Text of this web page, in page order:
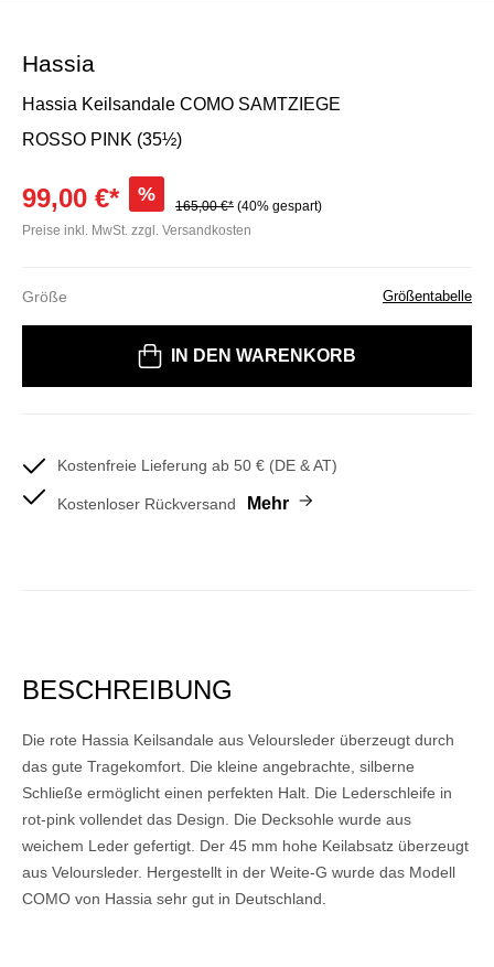
Hassia
Hassia Keilsandale COMO SAMTZIEGE
ROSSO PINK (35½)
99,00 €* %
165,00 €* (40% gespart)
Preise inkl. MwSt. zzgl. Versandkosten
Größe Größentabelle
IN DEN WARENKORB
Kostenfreie Lieferung ab 50 € (DE & AT)
Kostenloser Rückversand Mehr
BESCHREIBUNG
Die rote Hassia Keilsandale aus Veloursleder überzeugt durch
das gute Tragekomfort. Die kleine angebrachte, silberne
Schließe ermöglicht einen perfekten Halt. Die Lederschleife in
rot-pink vollendet das Design. Die Decksohle wurde aus
weichem Leder gefertigt. Der 45 mm hohe Keilabsatz überzeugt
aus Veloursleder. Hergestellt in der Weite-G wurde das Modell
COMO von Hassia sehr gut in Deutschland.